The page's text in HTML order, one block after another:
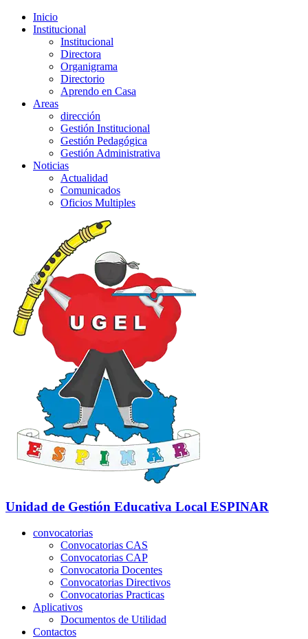
Inicio
Institucional
Institucional
Directora
Organigrama
Directorio
Aprendo en Casa
Areas
dirección
Gestión Institucional
Gestión Pedagógica
Gestión Administrativa
Noticias
Actualidad
Comunicados
Oficios Multiples
Unidad de Gestión Educativa Local ESPINAR
convocatorias
Convocatorias CAS
Convocatorias CAP
Convocatoria Docentes
Convocatorias Directivos
Convocatorias Practicas
Aplicativos
Documentos de Utilidad
Contactos